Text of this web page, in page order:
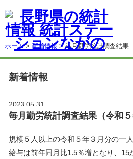
ホーム> 新着情報 > 毎月勤労統計調査結果
新着情報
2023.05.31
毎月勤労統計調査結果（令和５
規模５人以上の令和５年３月分の一
給与は前年同月比1.5％増となり、15